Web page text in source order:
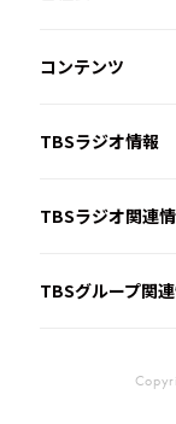
コンテンツ
TBSラジオ情報
TBSラジオ関連
TBSグループ関